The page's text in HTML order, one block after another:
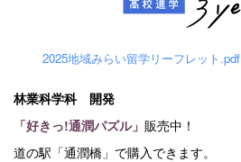
2025地域みらい留学リーフレット.pdf
林業科学科 開発
「好きっ!通潤パズル」 販売中！
道の駅「通潤橋」で購入できます。